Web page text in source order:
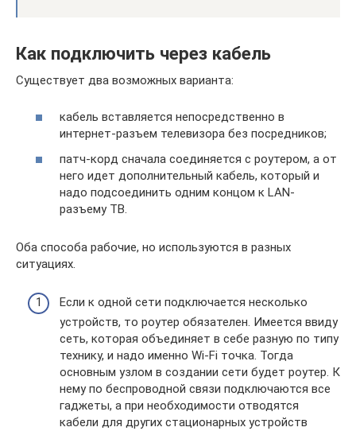
Как подключить через кабель
Существует два возможных варианта:
кабель вставляется непосредственно в
интернет-разъем телевизора без посредников;
патч-корд сначала соединяется с роутером, а от
него идет дополнительный кабель, который и
надо подсоединить одним концом к LAN-
разъему ТВ.
Оба способа рабочие, но используются в разных
ситуациях.
Если к одной сети подключается несколько
устройств, то роутер обязателен. Имеется ввиду
сеть, которая объединяет в себе разную по типу
технику, и надо именно Wi-Fi точка. Тогда
основным узлом в создании сети будет роутер. К
нему по беспроводной связи подключаются все
гаджеты, а при необходимости отводятся
кабели для других стационарных устройств